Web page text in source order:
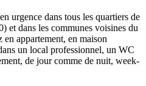
urgence dans tous les quartiers de
et dans les communes voisines du
en appartement, en maison
un local professionnel, un WC
de jour comme de nuit, week-